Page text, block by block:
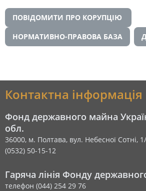
ПОВІДОМИТИ ПРО КОРУПЦІЮ
НОРМАТИВНО-ПРАВОВА БАЗА
Контактна інформація
Фонд державного майна
обл.
36000, м. Полтава, вул. Небесної Сотні,
(0532) 50-15-12
Гаряча лінія Фонду
телефон (044) 254 29 76